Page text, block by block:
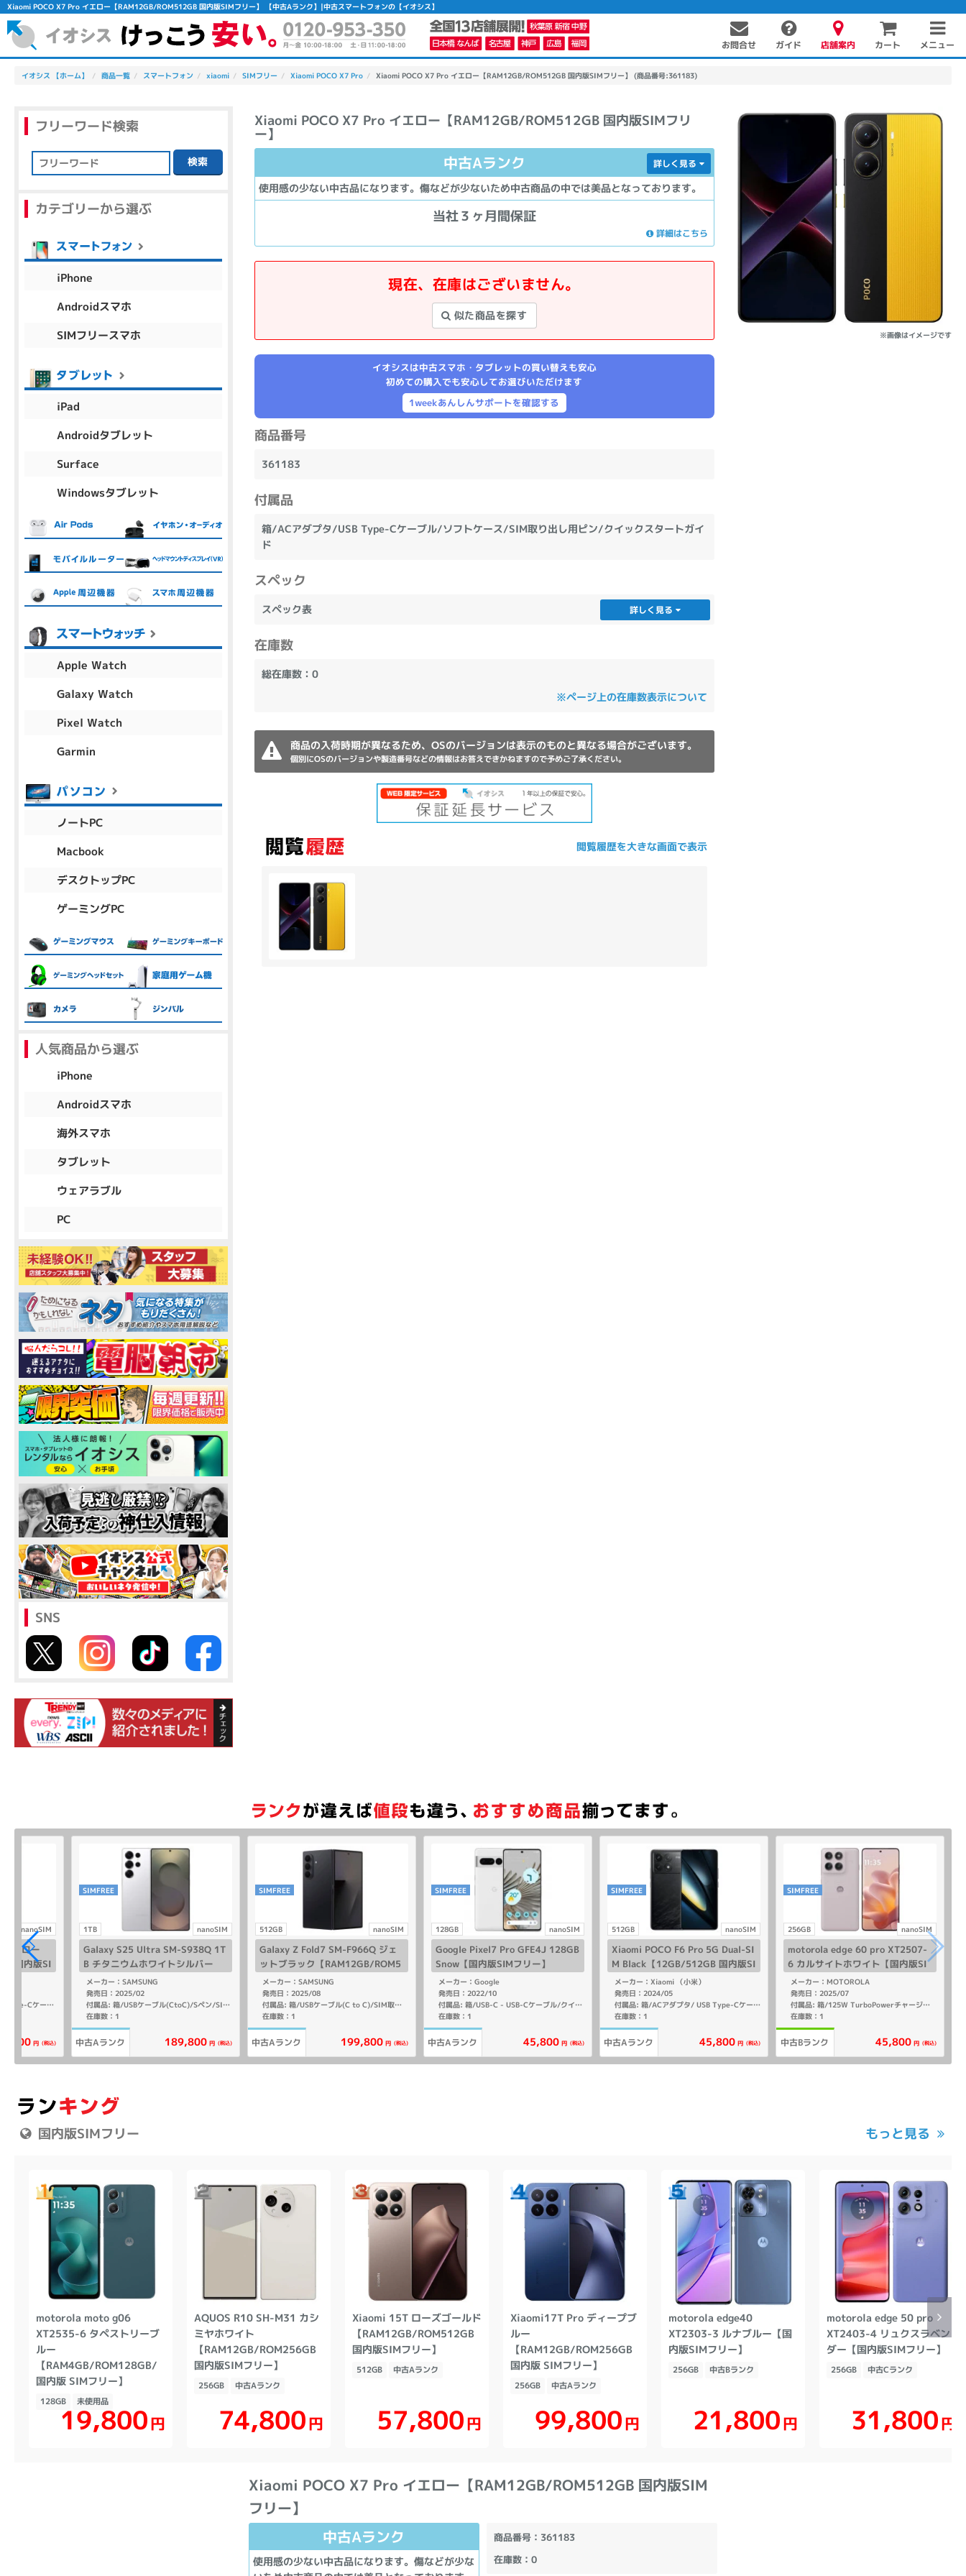
Xiaomi POCO X7 Pro イエロー【RAM12GB/ROM512GB 国内版SIMフリー】 【中古Aランク】|中古スマートフォンの【イオシス】
お問合せ ガイド 店舗案内 カート メニュー
イオシス 【ホーム】 商品一覧 スマートフォン xiaomi SIMフリー Xiaomi POCO X7 Pro Xiaomi POCO X7 Pro イエロー【RAM12GB/ROM512GB 国内版SIMフリー】 (商品番号:361183)
Xiaomi POCO X7 Pro イエロー【RAM12GB/ROM512GB 国内版SIMフリ
ー】
※画像はイメージです
中古Aランク
使用感の少ない中古品になります。傷などが少ないため中古商品の中では美品となっております。
詳しく見る
当社３ヶ月間保証
詳細はこちら
現在、在庫はございません。
似た商品を探す
イオシスは中古スマホ・タブレットの買い替えも安心
初めての購入でも安心してお選びいただけます
1weekあんしんサポートを確認する
商品番号
361183
付属品
箱/ACアダプタ/USB Type-Cケーブル/ソフトケース/SIM取り出し用ピン/クイックスタートガイ
ド
スペック
スペック表 詳しく見る
在庫数
総在庫数：0
※ページ上の在庫数表示について
商品の入荷時期が異なるため、OSのバージョンは表示のものと異なる場合がございます。
個別にOSのバージョンや製造番号などの情報はお答えできかねますので予めご了承ください。
閲覧履歴を大きな画面で表示
フリーワード検索
検索
カテゴリーから選ぶ
iPhone
Androidスマホ
SIMフリースマホ
iPad
Androidタブレット
Surface
Windowsタブレット
Apple Watch
Galaxy Watch
Pixel Watch
Garmin
ノートPC
Macbook
デスクトップPC
ゲーミングPC
人気商品から選ぶ
iPhone
Androidスマホ
海外スマホ
タブレット
ウェアラブル
PC
SNS
nanoSIM
エロー
国内版SI
付属品: 箱/ACアダプタ/USB Type-Cケーブル/ソフトケース/SIM取り出し用ピン/クイックスタートガイド
円 (税込)
1TB nanoSIM
SIMFREE
Galaxy S25 Ultra SM-S938Q 1T
B チタニウムホワイトシルバー
【国内版 SIMフリー】
メーカー：SAMSUNG
発売日：2025/02
付属品: 箱/USBケーブル(CtoC)/Sペン/SIM取り出し用ピン/マニュアル
在庫数：1
中古Aランク 189,800 円 (税込)
512GB nanoSIM
SIMFREE
Galaxy Z Fold7 SM-F966Q ジェ
ットブラック【RAM12GB/ROM5
12GB 国内版SIMフリー】
メーカー：SAMSUNG
発売日：2025/08
付属品: 箱/USBケーブル(C to C)/SIM取り出し用ピン/マニュアル
在庫数：1
中古Aランク 199,800 円 (税込)
128GB nanoSIM
SIMFREE
Google Pixel7 Pro GFE4J 128GB
Snow【国内版SIMフリー】
メーカー：Google
発売日：2022/10
付属品: 箱/USB-C - USB-Cケーブル/クイックスイッチアダプター/SIMツール/クイックスタートガイド
在庫数：1
中古Aランク 45,800 円 (税込)
512GB nanoSIM
SIMFREE
Xiaomi POCO F6 Pro 5G Dual-SI
M Black【12GB/512GB 国内版SI
Mフリー】
メーカー：Xiaomi （小米）
発売日：2024/05
付属品: 箱/ACアダプタ/ USB Type-Cケーブル/ SIM取り出し用ピン/ ソフトケース/クイックスタートガイド
在庫数：1
中古Aランク 45,800 円 (税込)
256GB nanoSIM
SIMFREE
motorola edge 60 pro XT2507-
6 カルサイトホワイト【国内版SI
Mフリー】
メーカー：MOTOROLA
発売日：2025/07
付属品: 箱/125W TurboPowerチャージャー/USB Type-Cケーブル/カバー/SIM取り出しピン/マニュアル
在庫数：1
中古Bランク 45,800 円 (税込)
国内版SIMフリー もっと見る
motorola moto g06
XT2535-6 タペストリーブ
ルー
【RAM4GB/ROM128GB/
国内版 SIMフリー】
128GB 未使用品
19,800円
AQUOS R10 SH-M31 カシ
ミヤホワイト
【RAM12GB/ROM256GB
国内版SIMフリー】
256GB 中古Aランク
74,800円
Xiaomi 15T ローズゴールド
【RAM12GB/ROM512GB
国内版SIMフリー】
512GB 中古Aランク
57,800円
Xiaomi17T Pro ディープブ
ルー
【RAM12GB/ROM256GB
国内版 SIMフリー】
256GB 中古Aランク
99,800円
motorola edge40
XT2303-3 ルナブルー【国
内版SIMフリー】
256GB 中古Bランク
21,800円
motorola edge 50 pro
XT2403-4 リュクスラベン
ダー【国内版SIMフリー】
256GB 中古Cランク
31,800円
Xiaomi POCO X7 Pro イエロー【RAM12GB/ROM512GB 国内版SIM
フリー】
中古Aランク
使用感の少ない中古品になります。傷などが少な
商品番号：361183
在庫数：0
除外ワード
人気の検索ワード：Let's note EliteBook
カテゴリー
商品ジャンルの絞り込み
ノートPC デスクPC PCパーツ ソフト
商品シリーズ名・ブランド名の絞り込み。
Thinkpad VAIO
aspire Inspiron
メーカー
Apple SONY TOSHIBA Panasonic FUJITSU
Asus HP
商品の搭載機能による絞り込み
Webカメラ内蔵
ランク
商品状態の絞り込み
新品/未使用 中古 新品
ChromeOS その他
メモリ
~
容量
~
モニタサイズ
円 ～
各項目のチェックボックスは「or検索」となります。